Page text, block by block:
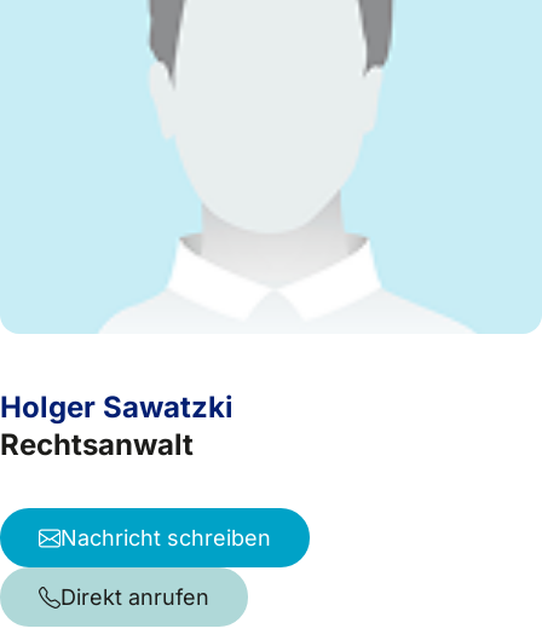
Holger Sawatzki
Rechtsanwalt
Nachricht schreiben
Direkt anrufen